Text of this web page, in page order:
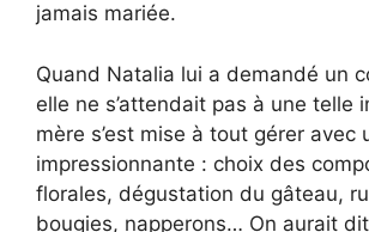
jamais mariée.
Quand Natalia lui a demandé un
elle ne s’attendait pas à une telle
mère s’est mise à tout gérer avec
impressionnante : choix des
florales, dégustation du gâteau,
bougies, napperons… On aurait dit